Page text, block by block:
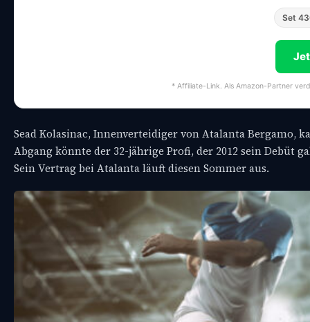
Set
* Affiliate-Link. Als Amazon-Partner
Sead Kolasinac, Innenverteidiger von Atalanta Bergamo,
Abgang könnte der 32-jährige Profi, der 2012 sein Debüt
Sein Vertrag bei Atalanta läuft diesen Sommer aus.